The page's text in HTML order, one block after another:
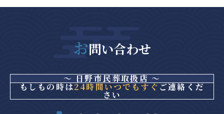
お問い合わせ
～ 日野市民葬取扱店 ～
もしもの時は24時間いつでもすぐご連絡くだ
さい